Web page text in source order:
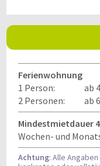
Ferienwohnung
1 Person:
ab
2 Personen:
ab
Mindestmietdauer
Wochen- und
Achtung: Alle